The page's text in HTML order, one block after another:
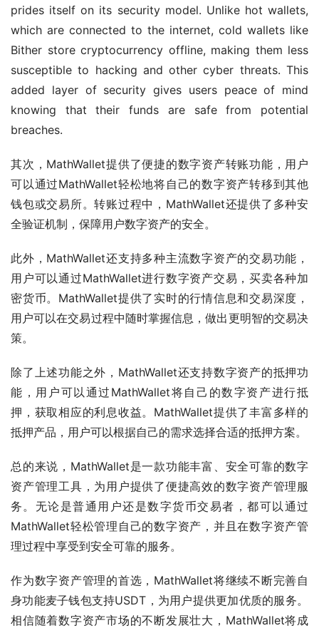
prides itself on its security model. Unlike hot wallets,
which are connected to the internet, cold wallets like
Bither store cryptocurrency offline, making them less
susceptible to hacking and other cyber threats. This
added layer of security gives users peace of mind
knowing that their funds are safe from potential
breaches.
其次，MathWallet提供了便捷的数字资产转账功能，用户
可以通过MathWallet轻松地将自己的数字资产转移到其他
钱包或交易所。转账过程中，MathWallet还提供了多种安
全验证机制，保障用户数字资产的安全。
此外，MathWallet还支持多种主流数字资产的交易功能，
用户可以通过MathWallet进行数字资产交易，买卖各种加
密货币。MathWallet提供了实时的行情信息和交易深度，
用户可以在交易过程中随时掌握信息，做出更明智的交易决
策。
除了上述功能之外，MathWallet还支持数字资产的抵押功
能，用户可以通过MathWallet将自己的数字资产进行抵
押，获取相应的利息收益。MathWallet提供了丰富多样的
抵押产品，用户可以根据自己的需求选择合适的抵押方案。
总的来说，MathWallet是一款功能丰富、安全可靠的数字
资产管理工具，为用户提供了便捷高效的数字资产管理服
务。无论是普通用户还是数字货币交易者，都可以通过
MathWallet轻松管理自己的数字资产，并且在数字资产管
理过程中享受到安全可靠的服务。
作为数字资产管理的首选，MathWallet将继续不断完善自
身功能麦子钱包支持USDT，为用户提供更加优质的服务。
相信随着数字资产市场的不断发展壮大，MathWallet将成